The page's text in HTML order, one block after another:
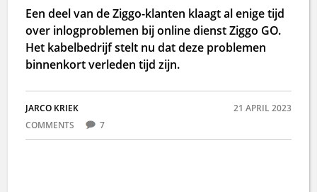
Een deel van de Ziggo-klanten klaagt al enige tijd
over inlogproblemen bij online dienst Ziggo GO.
Het kabelbedrijf stelt nu dat deze problemen
binnenkort verleden tijd zijn.
JARCO KRIEK
21 APRIL 2023
COMMENTS
7